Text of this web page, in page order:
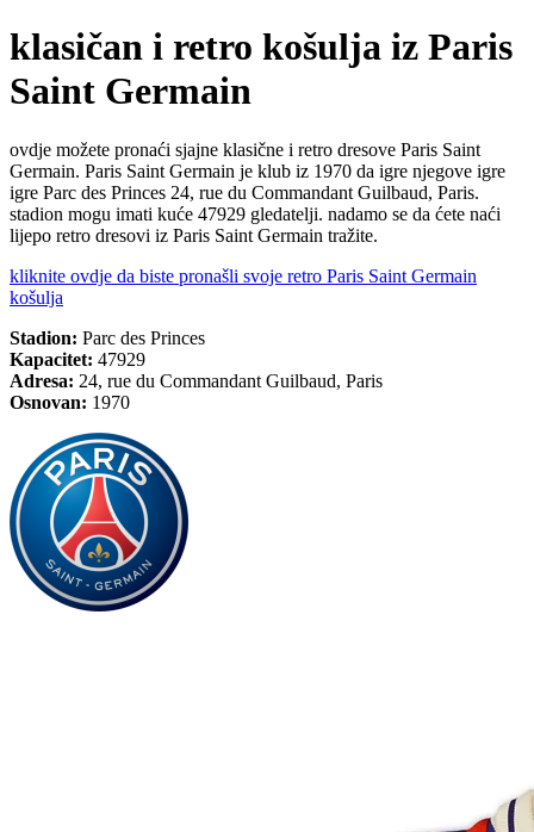
klasičan i retro košulja iz Paris
Saint Germain
ovdje možete pronaći sjajne klasične i retro dresove Paris Saint
Germain. Paris Saint Germain je klub iz 1970 da igre njegove igre
igre Parc des Princes 24, rue du Commandant Guilbaud, Paris.
stadion mogu imati kuće 47929 gledatelji. nadamo se da ćete naći
lijepo retro dresovi iz Paris Saint Germain tražite.
kliknite ovdje da biste pronašli svoje retro Paris Saint Germain
košulja
Stadion: Parc des Princes
Kapacitet: 47929
Adresa: 24, rue du Commandant Guilbaud, Paris
Osnovan: 1970